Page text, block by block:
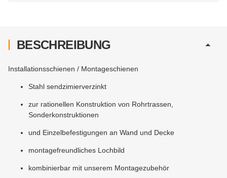
BESCHREIBUNG
Installationsschienen / Montageschienen
Stahl sendzimierverzinkt
zur rationellen Konstruktion von Rohrtrassen,
Sonderkonstruktionen
und Einzelbefestigungen an Wand und Decke
montagefreundliches Lochbild
kombinierbar mit unserem Montagezubehör